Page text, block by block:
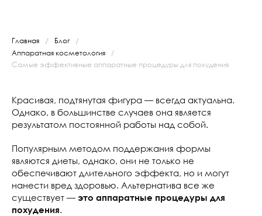
Главная / Блог /
Аппаратная косметология
/
Самые эффективные аппаратные процедуры для похудения
Красивая, подтянутая фигура — всегда актуальна.
Однако, в большинстве случаев она является
результатом постоянной работы над собой.
Популярным методом поддержания формы
являются диеты, однако, они не только не
обеспечивают длительного эффекта, но и могут
нанести вред здоровью. Альтернатива все же
существует — это аппаратные процедуры для
похудения.